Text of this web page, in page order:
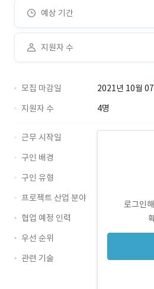
예상 기간
지원자 수
모집 마감일
2021년 10월
지원자 수
4명
로그인
근무 시작일
구인 배경
구인 유형
프로젝트 산업 분야
협업 예정 인력
우선 순위
관련 기술
Java · 경력 무